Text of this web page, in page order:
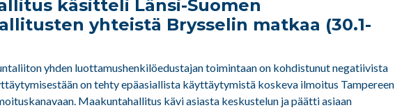
käsitteli Länsi-Suomen
yhteistä Brysselin matkaa (30.1-
yhden luottamushenkilöedustajan toimintaan on kohdistunut negatiivista
on tehty epäasiallista käyttäytymistä koskeva ilmoitus Tampereen
Maakuntahallitus kävi asiasta keskustelun ja päätti asiaan